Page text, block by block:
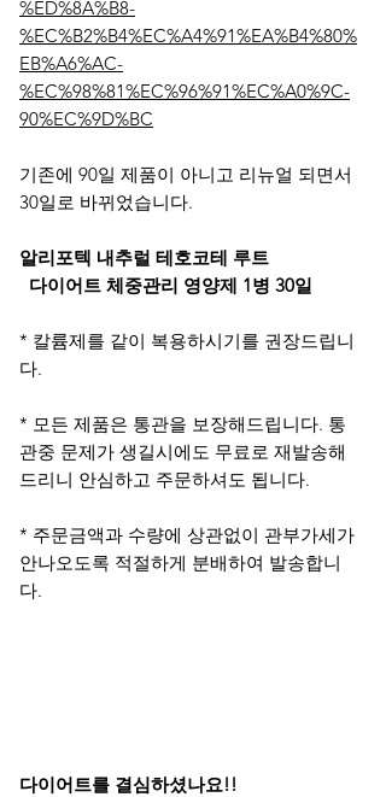
%ED%8A%B8-
%EC%B2%B4%EC%A4%91%EA%B4%80%
EB%A6%AC-
%EC%98%81%EC%96%91%EC%A0%9C-
90%EC%9D%BC
기존에 90일 제품이 아니고 리뉴얼 되면서
30일로 바뀌었습니다.
알리포텍 내추럴 테호코테 루트
다이어트 체중관리 영양제 1병 30일
* 칼륨제를 같이 복용하시기를 권장드립니
다.
* 모든 제품은 통관을 보장해드립니다. 통
관중 문제가 생길시에도 무료로 재발송해
드리니 안심하고 주문하셔도 됩니다.
* 주문금액과 수량에 상관없이 관부가세가
안나오도록 적절하게 분배하여 발송합니
다.
다이어트를 결심하셨나요!!